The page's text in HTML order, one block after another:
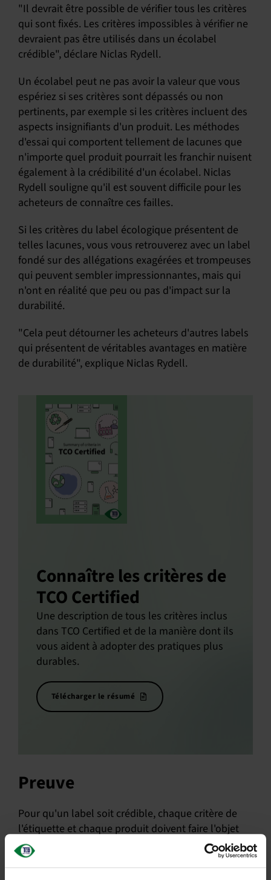
"Il devrait être possible de vérifier tous les critères
qui sont fixés. Les critères impossibles à vérifier ne
devraient pas être utilisés dans un écolabel
crédible", déclare Niclas Rydell.
Un écolabel peut ne pas avoir la valeur que vous
espériez si ses critères sont dépassés ou non
pertinents, par exemple si les critères incluent des
aspects insignifiants d'un produit. Les méthodes
d'essai qui comportent tellement de lacunes que
n'importe quel produit pourrait les franchir nuisent
également à la crédibilité d'un écolabel. Niclas
Rydell souligne qu'il est souvent difficile pour les
acheteurs de connaître ces failles.
Si les critères du label écologique présentent de
telles lacunes, vous vous retrouverez avec un label
fondé sur des allégations exagérées et trompeuses
qui peuvent sembler impressionnantes, mais qui
n'ont en réalité que peu ou pas d'impact sur la
durabilité.
"Cela peut détourner les acheteurs d'autres labels
qui présentent de véritables avantages en matière
de durabilité", explique Niclas Rydell.
Connaître les critères de
TCO Certified
Une description de tous les critères inclus
dans TCO Certified et de la manière dont ils
vous aident à adopter des pratiques plus
durables.
Télécharger le résumé
Preuve
Pour qu'un label soit crédible, chaque critère de
l'étiquette et chaque produit doivent faire l'objet
d'un rapport indépendant pour prouver leur
conformité.